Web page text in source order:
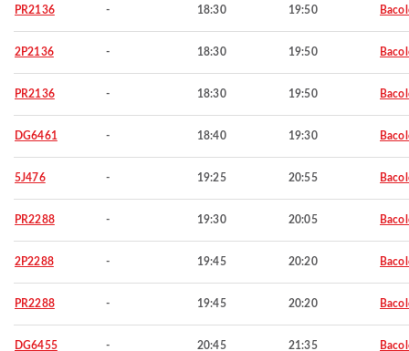
PR2136 - 18:30 19:50
2P2136 - 18:30 19:50
PR2136 - 18:30 19:50
DG6461 - 18:40 19:30
5J476 - 19:25 20:55
PR2288 - 19:30 20:05
2P2288 - 19:45 20:20
PR2288 - 19:45 20:20
DG6455 - 20:45 21:35